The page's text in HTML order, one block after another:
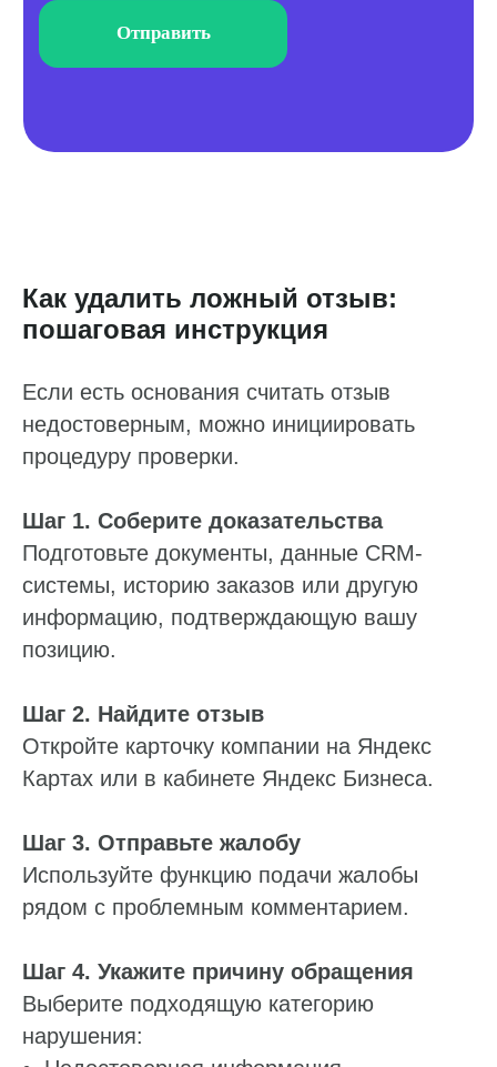
Как удалить ложный отзыв:
пошаговая инструкция
Если есть основания считать отзыв
недостоверным, можно инициировать
процедуру проверки.
Шаг 1. Соберите доказательства
Подготовьте документы, данные CRM-
системы, историю заказов или другую
информацию, подтверждающую вашу
позицию.
Шаг 2. Найдите отзыв
Откройте карточку компании на Яндекс
Картах или в кабинете Яндекс Бизнеса.
Шаг 3. Отправьте жалобу
Используйте функцию подачи жалобы
рядом с проблемным комментарием.
Шаг 4. Укажите причину обращения
Выберите подходящую категорию
нарушения: